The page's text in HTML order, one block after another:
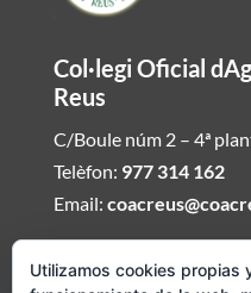
Col·legi Oficial
Reus
C/Boule núm 2 – 4ª
Telèfon: 977 314 162
Email:
Horari del Col·legi
Utilizamos cookies propias